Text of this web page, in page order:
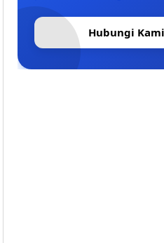
Hubungi Kami